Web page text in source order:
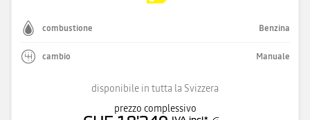
combustione Benzina
cambio Manuale
disponibile in tutta la Svizzera
prezzo complessivo